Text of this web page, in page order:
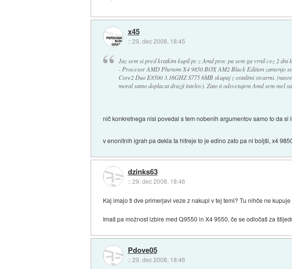
x45
::29. dec 2008, 18:45
Jaz sem si pred kratkim kupil pc z Amd proc pa sem ga vrnil cez 2 dni
- Procesor AMD Phenom X4 9850 BOX AM2 Black Edition zamenjo
Core2 Duo E8500 3.16GHZ S775 6MB skupaj z ostalimi stvarmi.
moral samo doplacat drazji intelov). Zato ti odsvetujem Amd sem mel
nič konkretnega nisi povedal s tem nobenih argumentov samo to da si
v enonitnih igrah pa dekla ta hitreje to je edino zato pa ni boljši, x4
dzinks63
::29. dec 2008, 18:46
Kaj imajo ti dve primerjavi veze z nakupi v tej temi? Tu nihče ne kupuje
Imaš pa možnost izbire med Q9550 in X4 9550, če se odločaš za
Pdove05
::29. dec 2008, 18:46